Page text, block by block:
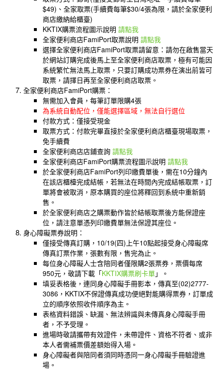
$49)、全家取票(手續費每筆$30/4張為限，請於全家便利
商店繳納給櫃臺)
KKTIX購票流程圖示說明 請點我
全家便利商店FamiPort取票說明 請點我
選擇全家便利商店FamiPort取票請留意：請勿在啟售當天
於網站訂購完成後馬上至全家便利商店取票，極有可能因
系統繁忙無法馬上取票，只要訂購成功票券在演出前皆可
取票，請擇日再至全家便利商店取票。
全家便利商店FamiPort購票：
無需加入會員，每筆訂單限購4張
為系統自動配位，僅能選擇區域，無法自行選位
付款方式：僅接受現金
取票方式：付款完畢直接於全家便利商店櫃臺現場取票，
免手續費
全家便利商店店鋪查詢 請點我
全家便利商店FamiPort購票流程圖示說明 請點我
於全家便利商店FamiPort列印繳費單後，需在10分鐘內
在該店櫃檯完成結帳，若無法在時間內完成結帳取票，訂
單將會被取消，原本購買的座位將釋回到系統中重新銷
售。
於全家便利商店之購票動作皆於結帳取票後方能保證座
位，請注意單憑列印繳費單無法保證其座位。
身心障礙票券說明：
僅接受傳真訂購，10/19(四)上午10點起接受身心障礙席
傳真訂票作業，張數有限，售完為止。
每位身心障礙人士含陪同者僅限購2張票券，票價每席
950元，敬請下載「KKTIX購票刷卡單 」。
填妥表格後，連同身心障礙手冊影本，傳真至(02)2777-
3086，KKTIX不保證傳真成功便絕對能購得票券，訂單成
立的順序依照收件順序為主。
表格資料錯誤、缺漏、無法辨識與未傳真身心障礙手冊
者，不予受理。
進場時敬請攜帶有效證件，未帶證件、資格不符者、或非
本人者需補票價差額始得入場。
身心障礙者與陪同者須同時憑同一身心障礙手冊驗證進
場。